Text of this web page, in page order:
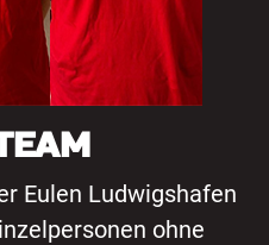
Eulen Ludwigshafen
ohne